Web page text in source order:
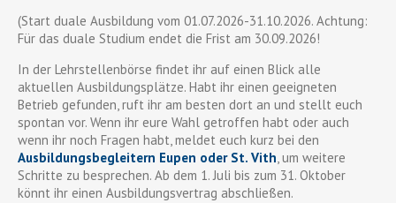
(Start duale Ausbildung vom 01.07.2026-31.10.2026. Achtung:
Für das duale Studium endet die Frist am 30.09.2026!
In der Lehrstellenbörse findet ihr auf einen Blick alle
aktuellen Ausbildungsplätze. Habt ihr einen geeigneten
Betrieb gefunden, ruft ihr am besten dort an und stellt euch
spontan vor. Wenn ihr eure Wahl getroffen habt oder auch
wenn ihr noch Fragen habt, meldet euch kurz bei den
Ausbildungsbegleitern Eupen oder St. Vith, um weitere
Schritte zu besprechen. Ab dem 1. Juli bis zum 31. Oktober
könnt ihr einen Ausbildungsvertrag abschließen.